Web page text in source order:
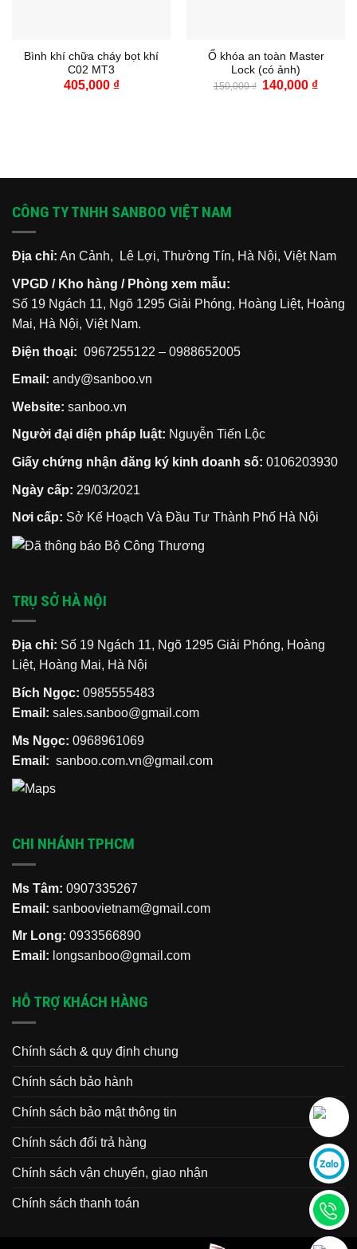
Bình khí chữa cháy bọt khí
C02 MT3
405,000 ₫
Ổ khóa an toàn Master
Lock (có ảnh)
150,000₫ Giá
140,000 ₫Giá
CÔNG TY TNHH SANBOO VIỆT NAM
Địa chỉ: An Cảnh, Lê Lợi, Thường Tín, Hà Nội, Việt Nam
VPGD / Kho hàng / Phòng xem mẫu:
Số 19 Ngách 11, Ngõ 1295 Giải Phóng, Hoàng Liệt, Hoàng
Mai, Hà Nội, Việt Nam.
Điện thoại: 0967255122 – 0988652005
Email: andy@sanboo.vn
Website: sanboo.vn
Người đại diện pháp luật: Nguyễn Tiến Lộc
Giấy chứng nhận đăng ký kinh doanh số: 0106203930
Ngày cấp: 29/03/2021
Nơi cấp: Sở Kế Hoạch Và Đầu Tư Thành Phố Hà Nội
TRỤ SỞ HÀ NỘI
Địa chỉ: Số 19 Ngách 11, Ngõ 1295 Giải Phóng, Hoàng
Liệt, Hoàng Mai, Hà Nội
Bích Ngọc: 0985555483
Email: sales.sanboo@gmail.com
Ms Ngọc: 0968961069
Email: sanboo.com.vn@gmail.com
CHI NHÁNH TPHCM
Ms Tâm: 0907335267
Email: sanboovietnam@gmail.com
Mr Long: 0933566890
Email: longsanboo@gmail.com
HỖ TRỢ KHÁCH HÀNG
Chính sách & quy định chung
Chính sách bảo hành
Chính sách bảo mật thông tin
Chính sách đổi trả hàng
Chính sách vận chuyển, giao nhận
Chính sách thanh toán